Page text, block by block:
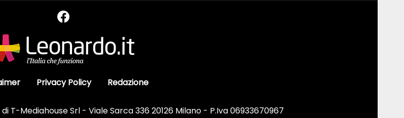
Privacy Policy Redazione
Mediahouse Srl - Viale Sarca 336 20126 Milano - P.Iva 06933670967